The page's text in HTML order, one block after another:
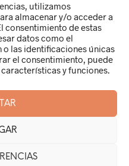
utilizamos
almacenar y/o acceder a
consentimiento de estas
datos como el
las identificaciones únicas
el consentimiento, puede
y funciones.
|
Política de datos
de mercancías
B (03181)